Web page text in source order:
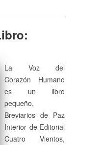
La Voz del
Corazón Humano
es un libro
pequeño,
Breviarios de Paz
Interior de Editorial
Cuatro Vientos,